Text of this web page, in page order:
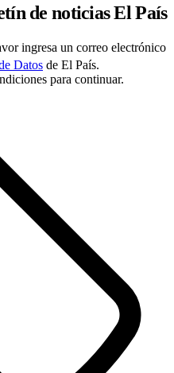
de noticias El País
ingresa un correo electrónico
Datos de El País.
para continuar.